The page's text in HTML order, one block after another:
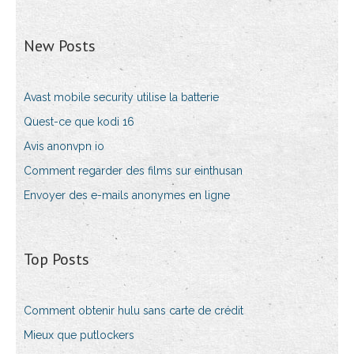
New Posts
Avast mobile security utilise la batterie
Quest-ce que kodi 16
Avis anonvpn io
Comment regarder des films sur einthusan
Envoyer des e-mails anonymes en ligne
Top Posts
Comment obtenir hulu sans carte de crédit
Mieux que putlockers